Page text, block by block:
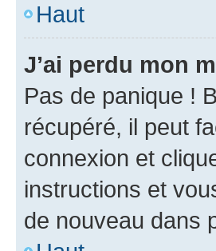
Haut
J’ai perdu mon
Pas de panique !
récupéré, il peut
connexion et
instructions et
de nouveau dans